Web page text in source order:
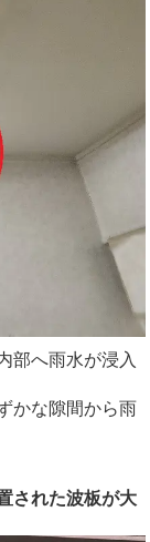
部へ雨水が浸入
かな隙間から雨
された波板が大